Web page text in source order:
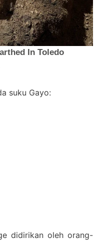
suku Gayo:
didirikan oleh orang-